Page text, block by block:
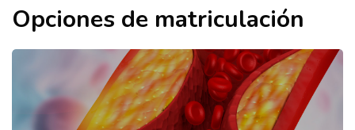
Opciones de matriculación